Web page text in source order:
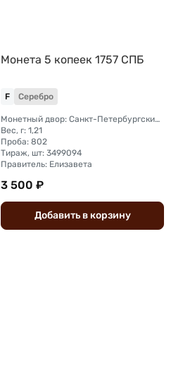
Монета 5 копеек 1757 СПБ
F Серебро
Монетный двор: Санкт-Петербургский монетный двор
Вес, г: 1,21
Проба: 802
Тираж, шт: 3499094
Правитель: Елизавета
3 500 ₽
Добавить вкорзину